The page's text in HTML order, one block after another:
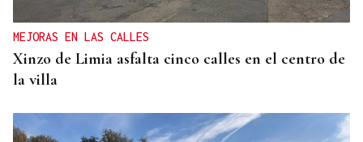
MEJORAS EN LAS CALLES
Xinzo de Limia asfalta cinco calles en el centro de
la villa